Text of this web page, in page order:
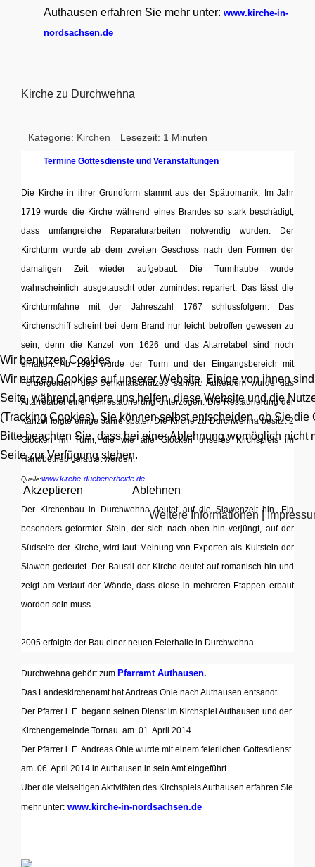
Authausen erfahren Sie mehr unter: www.kirche-in-
nordsachsen.de
Kirche zu Durchwehna
Kategorie: Kirchen Lesezeit: 1 Minuten
Termine Gottesdienste und Veranstaltungen
Die Kirche in ihrer Grundform stammt aus der Spätromanik. Im Jahr
1719 wurde die Kirche während eines Brandes so stark beschädigt,
dass umfangreiche Reparaturarbeiten notwendig wurden. Der
Kirchturm wurde ab dem zweiten Geschoss nach den Formen der
damaligen Zeit wieder aufgebaut. Die Turmhaube wurde
wahrscheinlich ausgetauscht oder zumindest repariert. Das lässt die
Kirchturmfahne mit der Jahreszahl 1767 schlussfolgern. Das
Kirchenschiff scheint bei dem Brand nur leicht betroffen gewesen zu
sein, denn die Kanzel von 1626 und das Altarretabel sind noch
erhalten. Ab 1991 wurde der Turm und der Eingangsbereich mit
Fördergeldern des Denkmalschutzes saniert. Außerdem wurde das
Altarretabel einer Teilrestaurierung unterzogen. Die Restaurierung der
Kanzel folgte einige Jahre später. Die Kirche zu Durchwehna besitzt 2
Glocken im Turm, die wie alle Glocken unseres Kirchspiels im
Handbetrieb geläutet werden.
Quelle:www.kirche-duebenerheide.de
Der Kirchenbau in Durchwehna deutet auf die Slawenzeit hin. Ein
besonders geformter Stein, der sich nach oben hin verjüngt, auf der
Südseite der Kirche, wird laut Meinung von Experten als Kultstein der
Slawen gedeutet. Der Baustil der Kirche deutet auf romanisch hin und
zeigt am Verlauf der Wände, dass diese in mehreren Etappen erbaut
worden sein muss.
2005 erfolgte der Bau einer neuen Feierhalle in Durchwehna.
Durchwehna gehört zum Pfarramt Authausen.
Das Landeskirchenamt hat Andreas Ohle nach Authausen entsandt.
Der Pfarrer i. E. begann seinen Dienst im Kirchspiel Authausen und der
Kirchengemeinde Tornau am 01. April 2014.
Der Pfarrer i. E. Andreas Ohle wurde mit einem feierlichen Gottesdienst
am 06. April 2014 in Authausen in sein Amt eingeführt.
Über die vielseitigen Aktivitäten des Kirchspiels Authausen erfahren Sie
mehr unter: www.kirche-in-nordsachsen.de
Wir benutzen Cookies
Wir nutzen Cookies auf unserer Website. Einige von ihnen
Seite, während andere uns helfen, diese Website und die
(Tracking Cookies). Sie können selbst entscheiden, ob Sie die
Bitte beachten Sie, dass bei einer Ablehnung womöglich nicht
Seite zur Verfügung stehen.
Akzeptieren Ablehnen
Weitere Informationen |